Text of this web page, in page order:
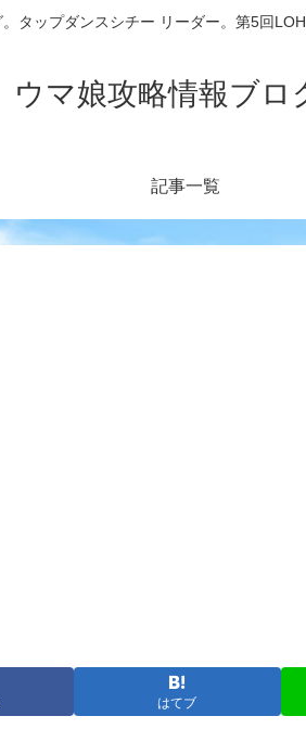
タップダンスシチー リーダー。第5回
ウマ娘攻略情報ブロ
記事一覧
はてブ